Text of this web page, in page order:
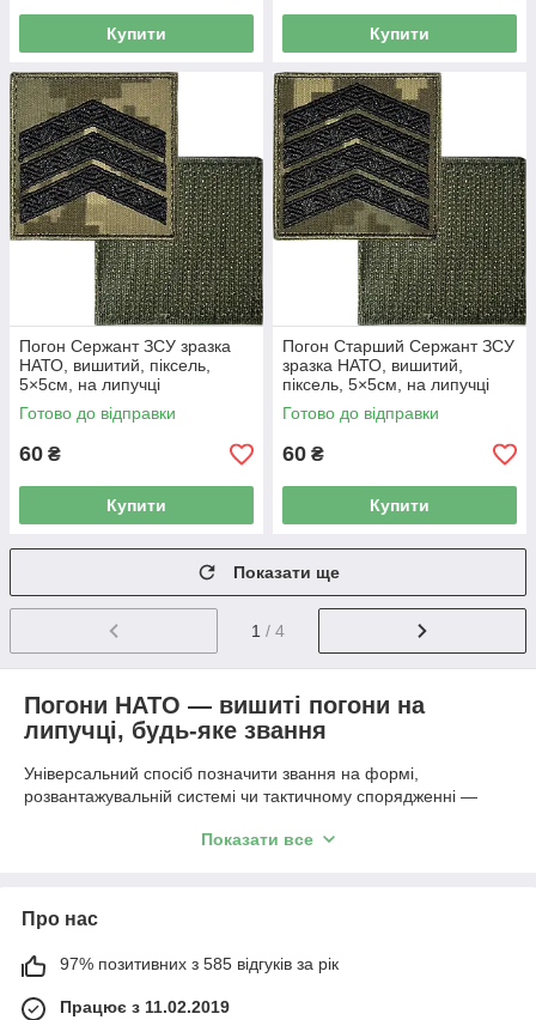
Купити Купити
Погон Сержант ЗСУ зразка
НАТО, вишитий, піксель,
5×5см, на липучці
Готово до відправки
60 ₴
Купити
Погон Старший Сержант ЗСУ
зразка НАТО, вишитий,
піксель, 5×5см, на липучці
Готово до відправки
60 ₴
Купити
Показати ще
1 / 4
Погони НАТО — вишиті погони на
липучці, будь-яке звання
Універсальний спосіб позначити звання на формі,
розвантажувальній системі чи тактичному спорядженні —
кріпленню Velcro погон легко зняти й замінити самостійно,
В асортименті — 15 звань, від рядового складу до старших
Сержант, Старший Сержант, Головний Сержант, Штаб-
Лейтенант, Старший Лейтенант, Капітан, Майор,
Показати все
Про нас
97% позитивних з 585 відгуків за рік
Працює з 11.02.2019